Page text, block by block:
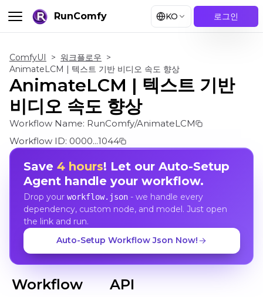
RunComfy KO 로그인
ComfyUI > 워크플로우 >
AnimateLCM | 텍스트 기반 비디오 속도 향상
AnimateLCM | 텍스트 기반
비디오 속도 향상
Workflow Name: RunComfy/AnimateLCM
Workflow ID: 0000...1044
Save 4 hours! Let our Auto-Setup
Agent handle your workflow.
Drop your workflow.json- we handle every
dependency, custom node, and model. Just open
the link and run.
Auto-Setup Workflow Json Now!
Workflow API